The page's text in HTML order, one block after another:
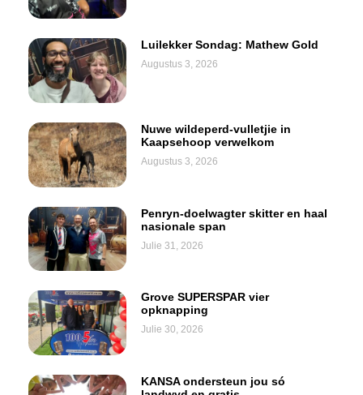
Luilekker Sondag: Mathew Gold
Augustus 3, 2026
Nuwe wildeperd-vulletjie in
Kaapsehoop verwelkom
Augustus 3, 2026
Penryn-doelwagter skitter en haal
nasionale span
Julie 31, 2026
Grove SUPERSPAR vier
opknapping
Julie 30, 2026
KANSA ondersteun jou só